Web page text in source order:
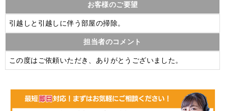
お客様のご要望
引越しと引越しに伴う部屋の掃除。
担当者のコメント
この度はご依頼いただき、ありがとうございました。